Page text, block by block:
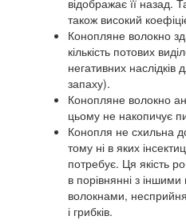
відображає її назад.
також високий
Конопляне волокно
кількість потових
негативних наслідків
запаху).
Конопляне волокно
цьому не накопичує
Конопля не схильна
тому ні в яких
потребує. Ця якість
в порівнянні з
волокнами,
і грибків.